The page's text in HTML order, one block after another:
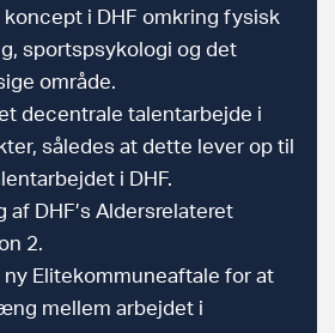
i DHF omkring fysisk
sportspsykologi og det
område.
decentrale talentarbejde i
således at dette lever op til
i DHF.
af DHF’s Aldersrelateret
2.
Elitekommuneaftale for at
mellem arbejdet i